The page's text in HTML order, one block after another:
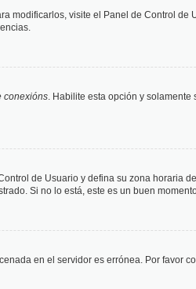
modificarlos, visite el Panel de Control
conexións. Habilite esta opción y solamente
de Usuario y defina su zona horaria
Si no lo está, este es un buen
en el servidor es errónea. Por favor